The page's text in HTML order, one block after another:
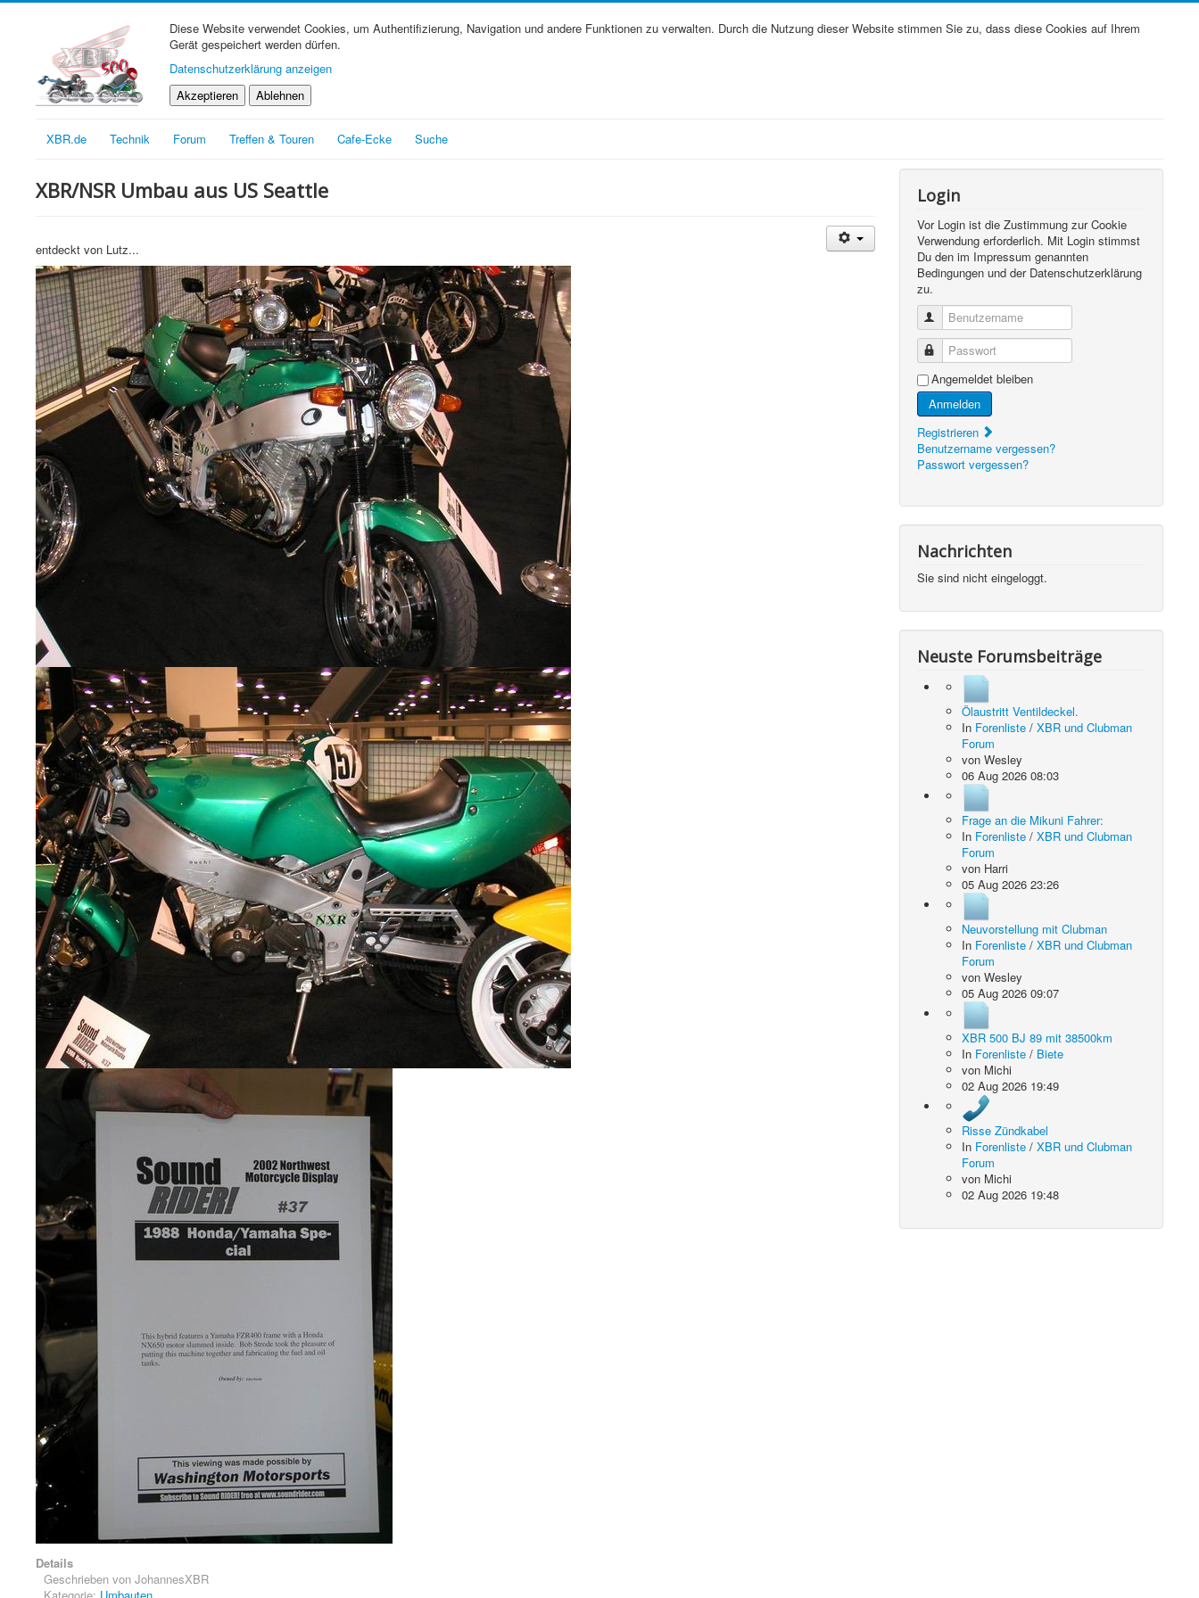
Diese Website verwendet Cookies, um Authentifizierung, Navigation und andere Funktionen zu verwalten. Durch die Nutzung dieser Website stimmen Sie zu, dass diese Cookies auf Ihrem
Gerät gespeichert werden dürfen.
Datenschutzerklärung anzeigen
Akzeptieren
Ablehnen
XBR.de Technik Forum Treffen & Touren Cafe-Ecke Suche
XBR/NSR Umbau aus US Seattle
entdeckt von Lutz...
Details
Geschrieben von JohannesXBR
Login
Vor Login ist die Zustimmung zur Cookie
Verwendung erforderlich. Mit Login stimmst
Du den im Impressum genannten
Bedingungen und der Datenschutzerklärung
zu.
Benutzername
Passwort
Angemeldet bleiben
Anmelden
Registrieren
Benutzername vergessen?
Passwort vergessen?
Nachrichten
Sie sind nicht eingeloggt.
Neuste Forumsbeiträge
Ölaustritt Ventildeckel.
In Forenliste /XBR und Clubman
Forum
vonWesley
06 Aug 2026 08:03
Frage an die Mikuni Fahrer:
In Forenliste /XBR und Clubman
Forum
von Harri
05 Aug 2026 23:26
Neuvorstellung mit Clubman
In Forenliste /XBR und Clubman
Forum
vonWesley
05 Aug 2026 09:07
XBR 500 BJ 89 mit 38500km
In Forenliste / Biete
von Michi
02 Aug 2026 19:49
Risse Zündkabel
In Forenliste /XBR und Clubman
Forum
von Michi
02 Aug 2026 19:48